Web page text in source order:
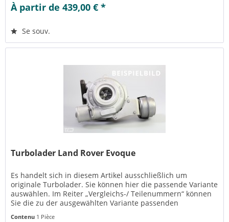
À partir de 439,00 € *
Se souv.
Turbolader Land Rover Evoque
Es handelt sich in diesem Artikel ausschließlich um
originale Turbolader. Sie können hier die passende Variante
auswählen. Im Reiter „Vergleichs-/ Teilenummern“ können
Sie die zu der ausgewählten Variante passenden
Contenu 1 Pièce